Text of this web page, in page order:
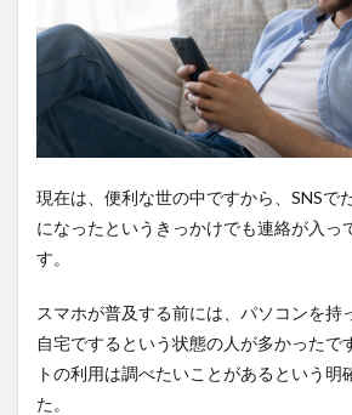
現在は、便利な世の中ですから、SNSで
になったというきっかけでも連絡が入っ
す。
スマホが普及する前には、パソコンを持
自宅でするという状態の人が多かったで
トの利用は調べたいことがあるという明
た。